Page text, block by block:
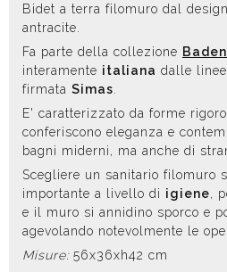
Bidet a terra filomuro dal
antracite.
Fa parte della collezione
interamente italiana dalle
firmata Simas
E' caratterizzato da forme
conferiscono eleganza e
bagni miderni, ma anche di
Scegliere un sanitario filomuro
importante a livello di igiene,
e il muro si annidino sporco e
agevolando notevolmente le
Misure:56x36xh42 cm